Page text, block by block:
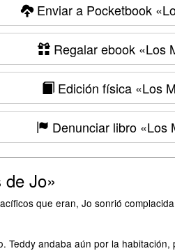
Enviar a Pocketbook
Regalar ebook «Los
Edición física«Los
Denunciar libro «Los
Jo»
que eran, Jo sonrió
Teddy andaba aún por la